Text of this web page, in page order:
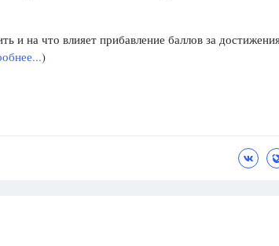
и на что влияет прибавление баллов за
)